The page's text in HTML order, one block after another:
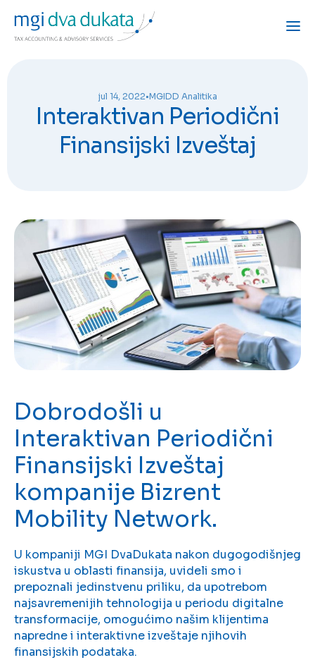
jul 14, 2022•MGIDD Analitika
Interaktivan Periodični
Finansijski Izveštaj
Dobrodošli u
Interaktivan Periodični
Finansijski Izveštaj
kompanije Bizrent
Mobility Network.
U kompaniji MGI DvaDukata nakon dugogodišnjeg
iskustva u oblasti finansija, uvideli smo i
prepoznali jedinstvenu priliku, da upotrebom
najsavremenijih tehnologija u periodu digitalne
transformacije, omogućimo našim klijentima
napredne i interaktivne izveštaje njihovih
finansijskih podataka.